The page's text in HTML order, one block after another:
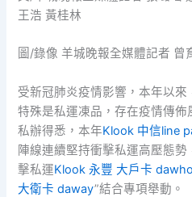
王浩 黃桂林
圖/錄像 羊城晚報全媒體記者 曾
受新冠肺炎疫情影響，本年以來
特殊是私運凍品，存在疫情傳
私辦得悉，本年Klook 中信line
陣線連續堅持衝擊私運高壓態
擊私運Klook 永豐 大戶卡
大衛卡 daway”結合專項舉動。